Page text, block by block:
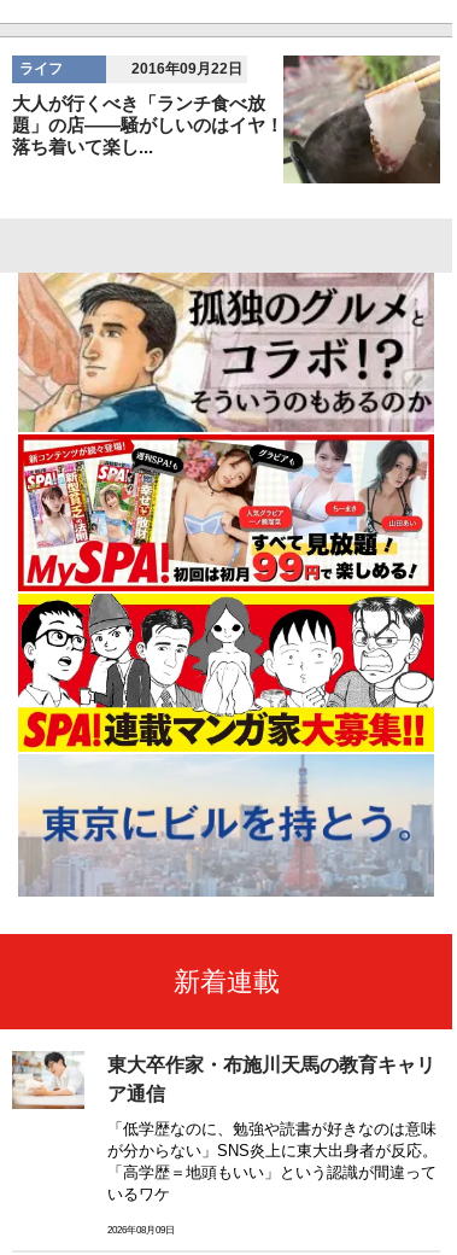
ライフ 2016年09月22日
大人が行くべき「ランチ食べ放
題」の店――騒がしいのはイヤ！
落ち着いて楽し...
新着連載
東大卒作家・布施川天馬の教育キャリ
ア通信
「低学歴なのに、勉強や読書が好きなのは意味
が分からない」SNS炎上に東大出身者が反応。
「高学歴＝地頭もいい」という認識が間違って
いるワケ
2026年08月09日